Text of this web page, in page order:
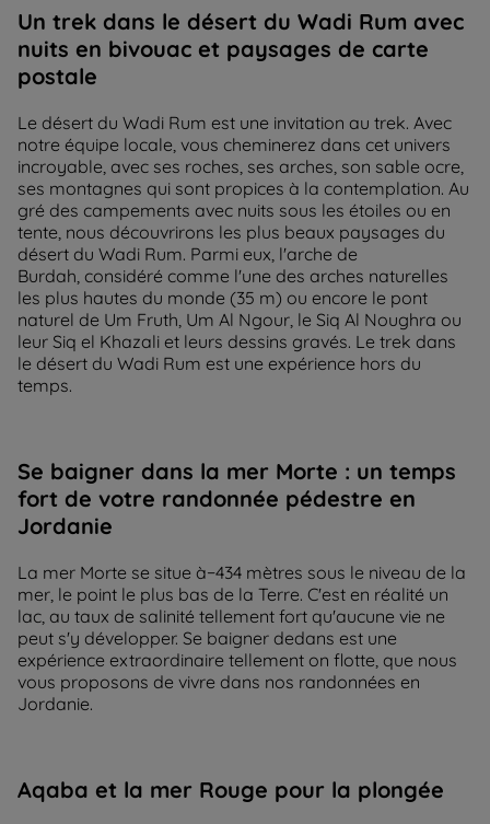
Un trek dans le désert du Wadi Rum avec
nuits en bivouac et paysages de carte
postale
Le désert du Wadi Rum est une invitation au trek. Avec
notre équipe locale, vous cheminerez dans cet univers
incroyable, avec ses roches, ses arches, son sable ocre,
ses montagnes qui sont propices à la contemplation. Au
gré des campements avec nuits sous les étoiles ou en
tente, nous découvrirons les plus beaux paysages du
désert du Wadi Rum. Parmi eux, l'arche de
Burdah, considéré comme l'une des arches naturelles
les plus hautes du monde (35 m) ou encore le pont
naturel de Um Fruth, Um Al Ngour, le Siq Al Noughra ou
leur Siq el Khazali et leurs dessins gravés. Le trek dans
le désert du Wadi Rum est une expérience hors du
temps.
Se baigner dans la mer Morte : un temps
fort de votre randonnée pédestre en
Jordanie
La mer Morte se situe à−434 mètres sous le niveau de la
mer, le point le plus bas de la Terre. C'est en réalité un
lac, au taux de salinité tellement fort qu'aucune vie ne
peut s'y développer. Se baigner dedans est une
expérience extraordinaire tellement on flotte, que nous
vous proposons de vivre dans nos randonnées en
Jordanie.
Aqaba et la mer Rouge pour la plongée